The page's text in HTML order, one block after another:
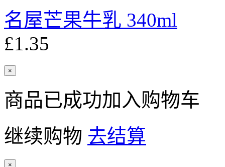
名屋芒果牛乳 340ml
£1.35
×
商品已成功加入购物车
继续购物 去结算
×